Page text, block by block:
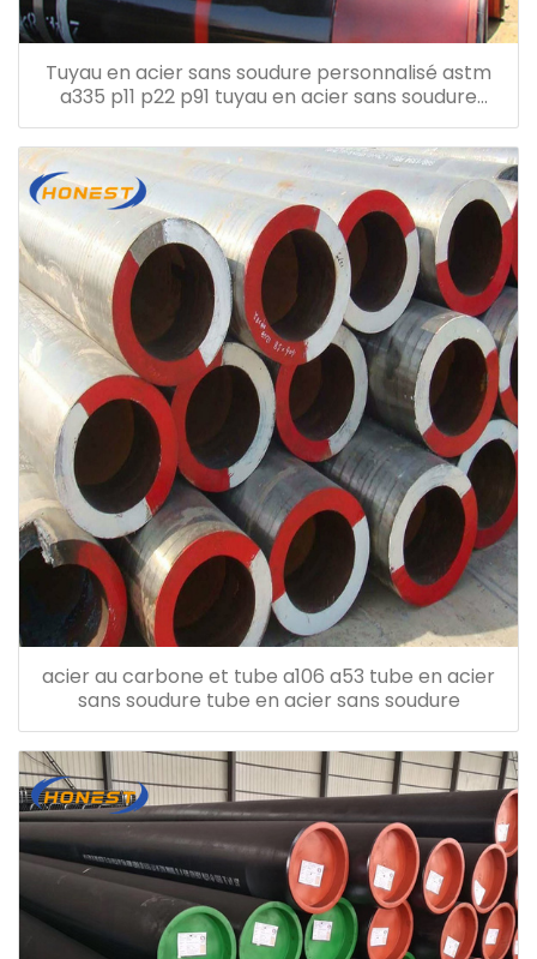
Tuyau en acier sans soudure personnalisé astm
a335 p11 p22 p91 tuyau en acier sans soudure
pétrolière
acier au carbone et tube a106 a53 tube en acier
sans soudure tube en acier sans soudure